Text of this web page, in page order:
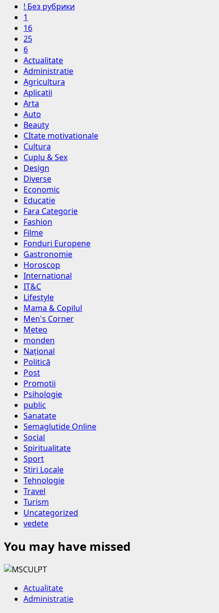
! Без рубрики
1
16
25
6
Actualitate
Administratie
Agricultura
Aplicatii
Arta
Auto
Beauty
CItate motivationale
Cultura
Cuplu & Sex
Design
Diverse
Economic
Educatie
Fara Categorie
Fashion
Filme
Fonduri Europene
Gastronomie
Horoscop
International
IT&C
Lifestyle
Mama & Copilul
Men's Corner
Meteo
monden
Național
Politică
Post
Promotii
Psihologie
public
Sanatate
Semaglutide Online
Social
Spiritualitate
Sport
Stiri Locale
Tehnologie
Travel
Turism
Uncategorized
vedete
You may have missed
Actualitate
Administratie